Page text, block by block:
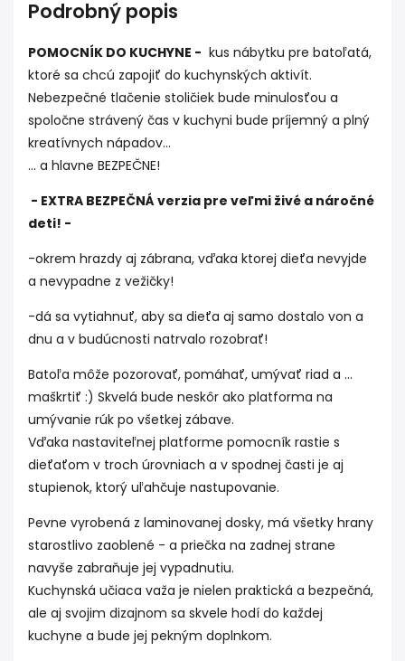
Podrobný popis
POMOCNÍK DO KUCHYNE - kus nábytku pre batoľatá,
ktoré sa chcú zapojiť do kuchynských aktivít.
Nebezpečné tlačenie stoličiek bude minulosťou a
spoločne strávený čas v kuchyni bude príjemný a plný
kreatívnych nápadov...
... a hlavne BEZPEČNE!
- EXTRA BEZPEČNÁ verzia pre veľmi živé a náročné
deti! -
-okrem hrazdy aj zábrana, vďaka ktorej dieťa nevyjde
a nevypadne z vežičky!
-dá sa vytiahnuť, aby sa dieťa aj samo dostalo von a
dnu a v budúcnosti natrvalo rozobrať!
Batoľa môže pozorovať, pomáhať, umývať riad a ...
maškrtiť :) Skvelá bude neskôr ako platforma na
umývanie rúk po všetkej zábave.
Vďaka nastaviteľnej platforme pomocník rastie s
dieťaťom v troch úrovniach a v spodnej časti je aj
stupienok, ktorý uľahčuje nastupovanie.
Pevne vyrobená z laminovanej dosky, má všetky hrany
starostlivo zaoblené - a priečka na zadnej strane
navyše zabraňuje jej vypadnutiu.
Kuchynská učiaca važa je nielen praktická a bezpečná,
ale aj svojim dizajnom sa skvele hodí do každej
kuchyne a bude jej pekným doplnkom.